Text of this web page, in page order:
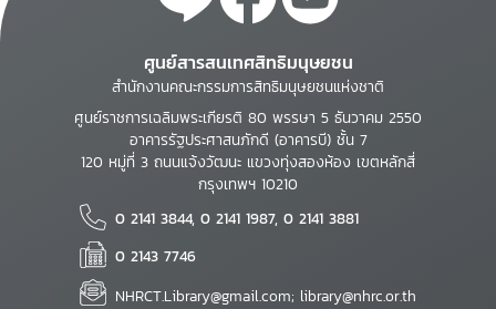
ศูนย์สารสนเทศสิทธิมนุษยชน
สำนักงานคณะกรรมการสิทธิมนุษยชนแห่งชาติ
ศูนย์ราชการเฉลิมพระเกียรติ 80 พรรษา 5 ธันวาคม 2550
อาคารรัฐประศาสนภักดี (อาคารบี) ชั้น 7
120 หมู่ที่ 3 ถนนแจ้งวัฒนะ แขวงทุ่งสองห้อง เขตหลักสี่
กรุงเทพฯ 10210
0 2141 3844, 0 2141 1987, 0 2141 3881
0 2143 7746
NHRCT.Library@gmail.com; library@nhrc.or.th